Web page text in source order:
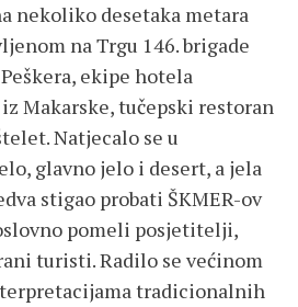
nekoliko desetaka metara
na Trgu 146. brigade
ekipe hotela
Makarske, tučepski restoran
Natjecalo se u
glavno jelo i desert, a jela
stigao probati ŠKMER-ov
pomeli posjetitelji,
turisti. Radilo se većinom
tradicionalnih